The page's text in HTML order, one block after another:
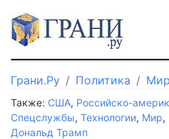
Грани.Ру Политика Мир
Также: США, Российско-
Спецслужбы, Технологии, Мир,
Дональд Трамп